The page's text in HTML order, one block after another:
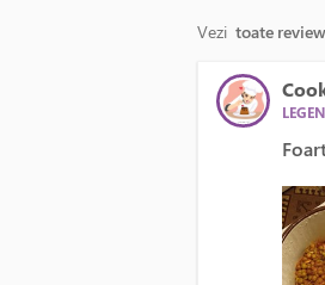
Vezi toate